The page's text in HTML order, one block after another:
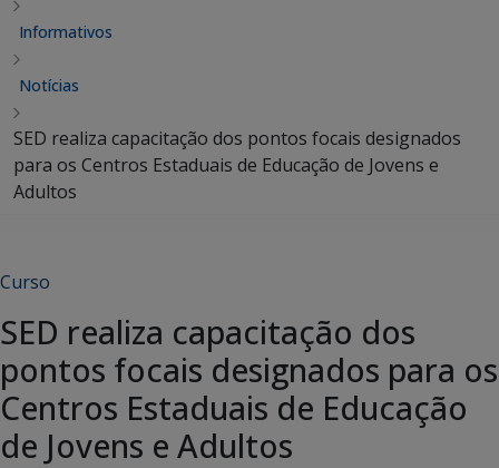
Informativos
Notícias
SED realiza capacitação dos pontos focais designados
para os Centros Estaduais de Educação de Jovens e
Adultos
Curso
SED realiza capacitação dos
pontos focais designados para os
Centros Estaduais de Educação
de Jovens e Adultos